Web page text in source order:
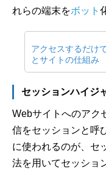
れらの端末をボット
アクセスするだけ
とサイトの仕組み
セッションハイジ
Webサイトへのアク
信をセッションと呼
に使われるのが、セ
法を用いてセッショ